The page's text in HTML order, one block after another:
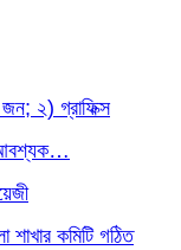
২) গ্রাফিক্স
আবশ্যক…
শাখার কমিটি গঠিত